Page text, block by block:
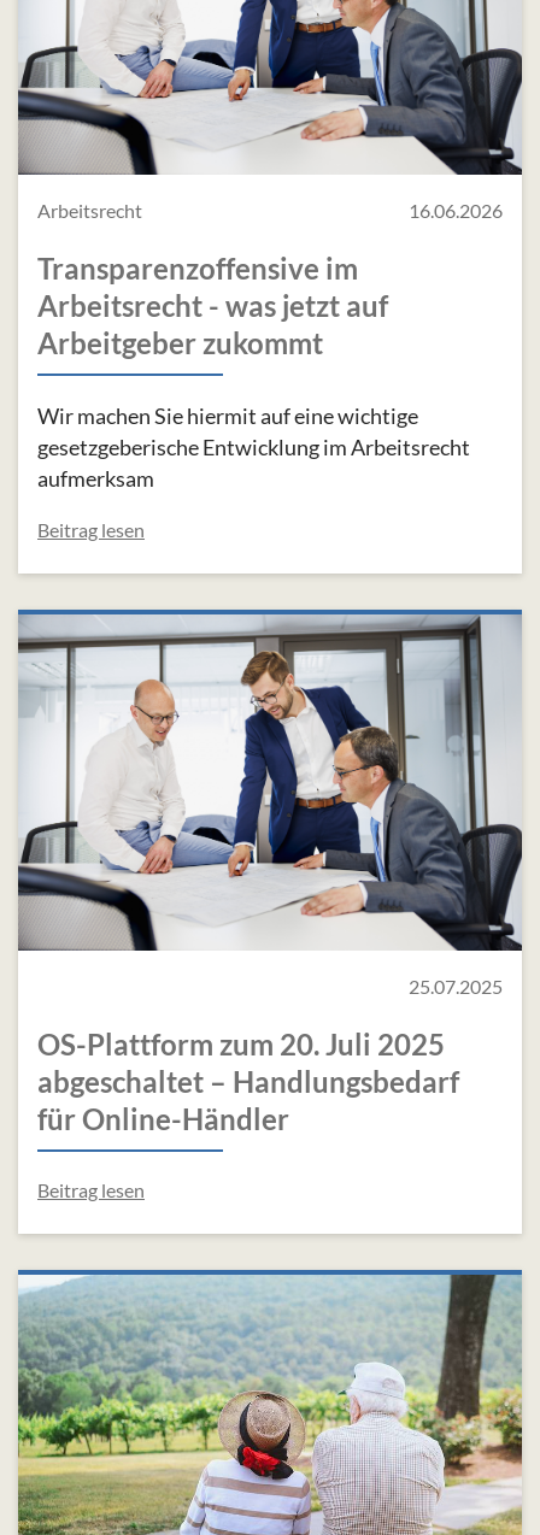
Arbeitsrecht 16.06.2026
Transparenzoffensive im
Arbeitsrecht - was jetzt auf
Arbeitgeber zukommt
Wir machen Sie hiermit auf eine wichtige
gesetzgeberische Entwicklung im Arbeitsrecht
aufmerksam
Beitrag lesen
25.07.2025
OS-Plattform zum 20. Juli 2025
abgeschaltet – Handlungsbedarf
für Online-Händler
Beitrag lesen